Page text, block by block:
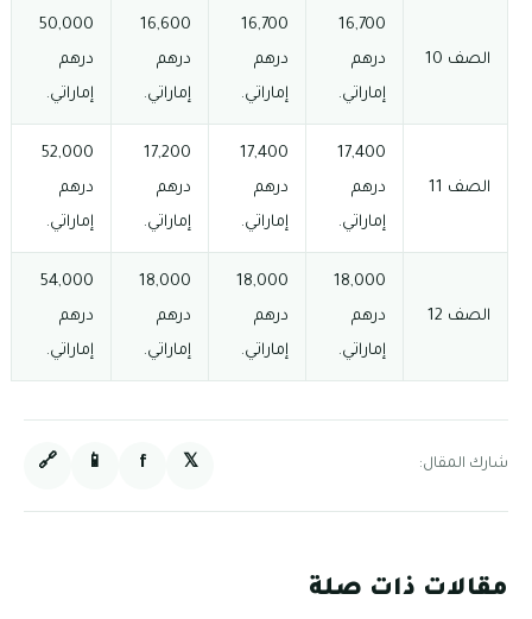
الصف 10
16,700
درهم
إماراتي.
16,700
درهم
إماراتي.
16,600
درهم
إماراتي.
50,000
درهم
إماراتي.
الصف 11
17,400
درهم
إماراتي.
17,400
درهم
إماراتي.
17,200
درهم
إماراتي.
52,000
درهم
إماراتي.
الصف 12
18,000
درهم
إماراتي.
18,000
درهم
إماراتي.
18,000
درهم
إماراتي.
54,000
درهم
إماراتي.
شارك المقال: 𝕏
f
📱
🔗
مقالات ذات صلة